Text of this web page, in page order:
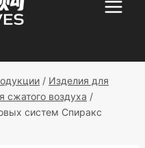
/ Изделия для
сжатого воздуха /
систем Спиракс